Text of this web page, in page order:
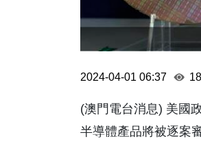
2024-04-01 06:37
(澳門電台消息) 美國
半導體產品將被逐案